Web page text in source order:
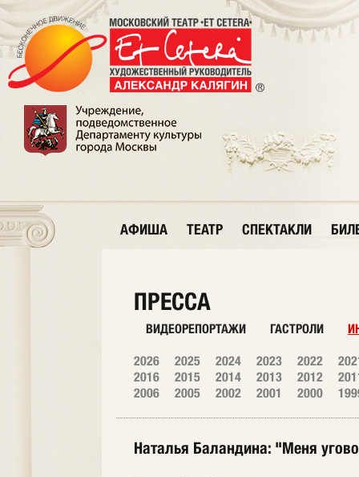
АФИША ТЕАТР СПЕКТАКЛИ
ПРЕССА
ВИДЕОРЕПОРТАЖИ ГАСТРОЛИ
2026 2025 2024 2023 2022
2016
2015 2014 2013 2012
2006
2005 2002 2001 2000
Наталья Баландина: "Меня